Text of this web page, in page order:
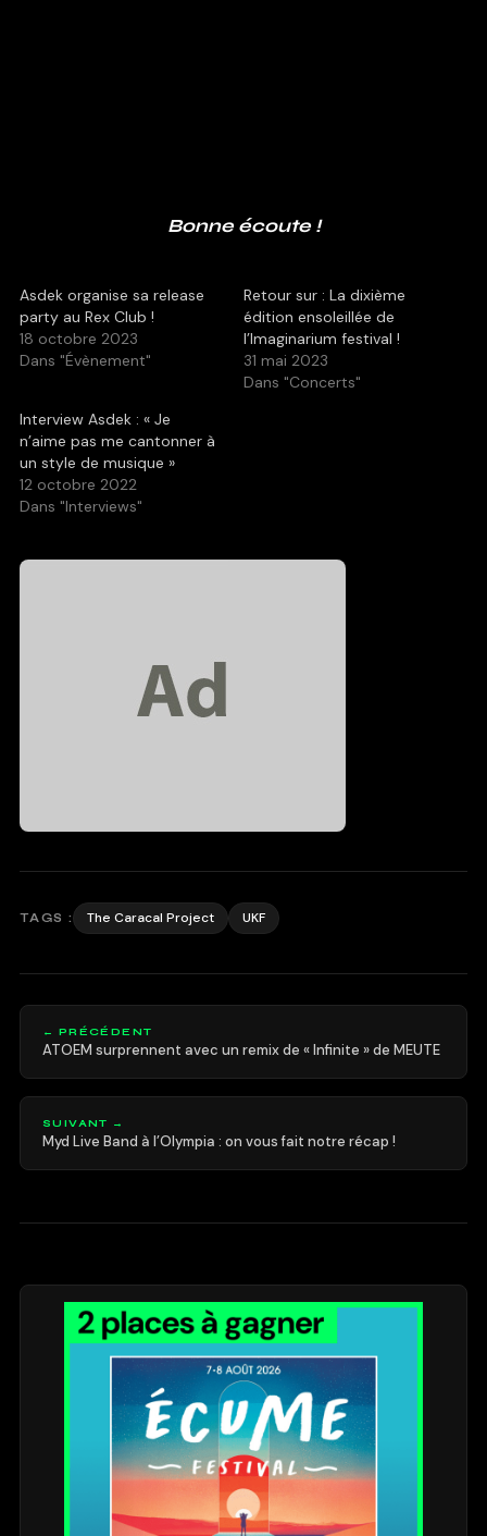
Bonne écoute !
Asdek organise sa release
party au Rex Club !
18 octobre 2023
Dans "Évènement"
Retour sur : La dixième
édition ensoleillée de
l’Imaginarium festival !
31 mai 2023
Dans "Concerts"
Interview Asdek : « Je
n’aime pas me cantonner à
un style de musique »
12 octobre 2022
Dans "Interviews"
TAGS : The Caracal Project UKF
← PRÉCÉDENT
ATOEM surprennent avec un remix de « Infinite » de MEUTE
SUIVANT →
Myd Live Band à l’Olympia : on vous fait notre récap !